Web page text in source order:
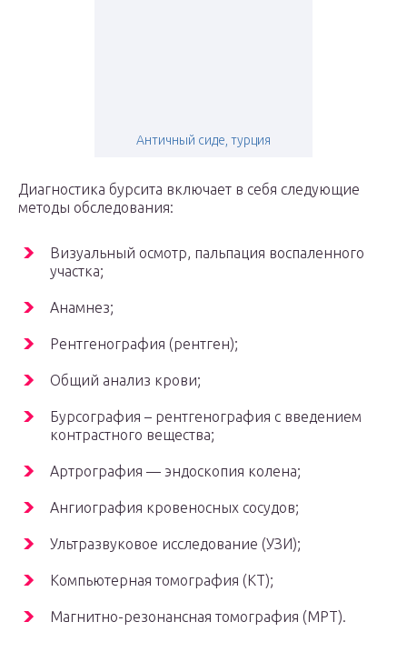
Античный сиде, турция
Диагностика бурсита включает в себя следующие
методы обследования:
Визуальный осмотр, пальпация воспаленного
участка;
Анамнез;
Рентгенография (рентген);
Общий анализ крови;
Бурсография – рентгенография с введением
контрастного вещества;
Артрография — эндоскопия колена;
Ангиография кровеносных сосудов;
Ультразвуковое исследование (УЗИ);
Компьютерная томография (КТ);
Магнитно-резонансная томография (МРТ).